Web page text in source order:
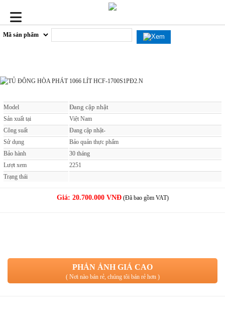
Model Đang cập nhật
Sản xuất tại
Việt Nam
Công suất
Đang cập nhật-
Sử dụng
Bảo quản thực phẩm
Bảo hành
30 tháng
Lượt xem
2251
Trạng thái
Giá: 20.700.000 VNĐ(Đã bao gồm VAT)
PHẢN ẢNH GIÁ CAO
( Nơi nào bán rẻ, chúng tôi bán rẻ hơn )